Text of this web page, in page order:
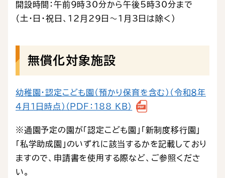
開設時間：午前9時30分から午後5時30分まで
（土・日・祝日、12月29日～1月3日は除く）
無償化対象施設
幼稚園・認定こども園（預かり保育を含む）（令和８年
４月１日時点）（PDF：188 KB）
※通園予定の園が「認定こども園」「新制度移行園」
「私学助成園」のいずれに該当するかを記載しており
ますので、申請書を使用する際など、ご参照くださ
い。